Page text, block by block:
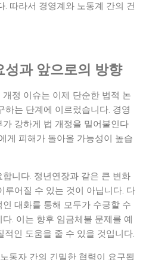
. 따라서 경영계와 노동계 간의 건
성과 앞으로의 방향
정 이슈는 이제 단순한 법적 논
하는 단계에 이르렀습니다. 경영
강하게 법 개정을 밀어붙인다
게 피해가 돌아올 가능성이 높습
니다. 정년연장과 같은 큰 변화
루어질 수 있는 것이 아닙니다. 다
대화를 통해 모두가 수긍할 수
. 이는 향후 임금체불 문제를 예
인 도움을 줄 수 있을 것입니다.
동자 간의 긴밀한 협력이 요구됩